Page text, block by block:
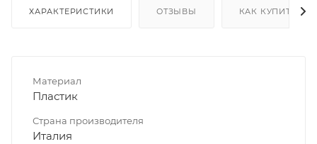
ХАРАКТЕРИСТИКИ ОТЗЫВЫ КАК КУПИТЬ
Материал
Пластик
Страна производителя
Италия